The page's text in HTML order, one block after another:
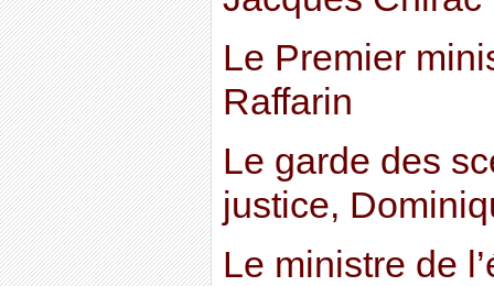
Le Premier
Raffarin
Le garde des
justice,
Le ministre de